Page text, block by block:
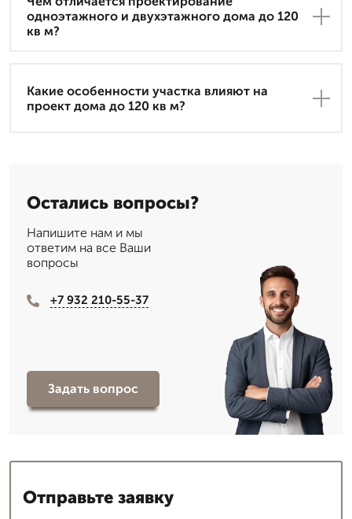
одноэтажного и двухэтажного дома до 120
кв м?
Какие особенности участка влияют на
проект дома до 120 кв м?
Остались вопросы?
Напишите нам и мы
ответим на все Ваши
вопросы
+7 932 210-55-37
Задать вопрос
Отправьте заявку